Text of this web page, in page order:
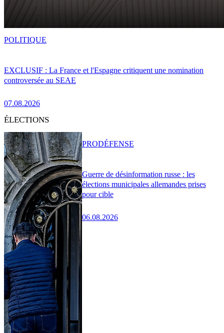
EXCLUSIF : La France et l'Espagne critiquent une nomination
controversée au SEAE
07.08.2026
POLITIQUE
ÉLECTIONS
Guerre de désinformation russe : les
élections municipales allemandes prises
pour cible
06.08.2026
PRODÉFENSE